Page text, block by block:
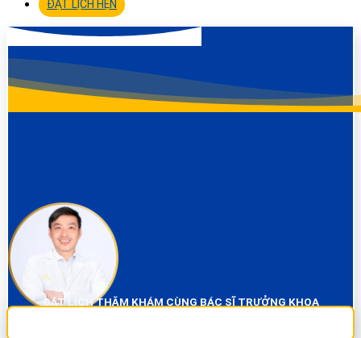
ĐẶT LỊCH HẸN
ĐẶT LỊCH THĂM KHÁM CÙNG BÁC SĨ TRƯỞNG KHOA